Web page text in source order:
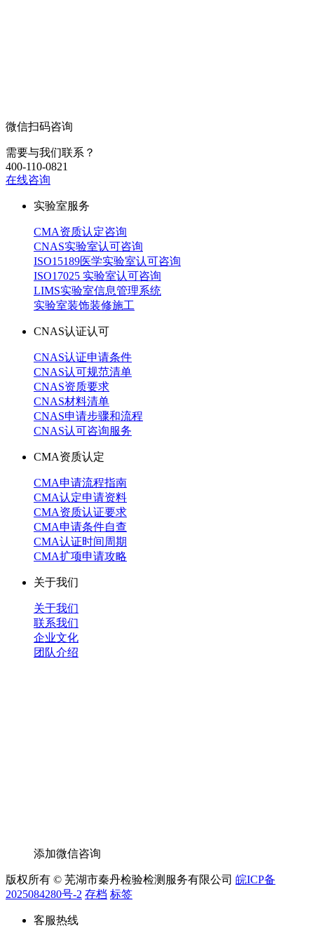
微信扫码咨询
需要与我们联系？
400-110-0821
在线咨询
实验室服务
CMA资质认定咨询
CNAS实验室认可咨询
ISO15189医学实验室认可咨询
ISO17025 实验室认可咨询
LIMS实验室信息管理系统
实验室装饰装修施工
CNAS认证认可
CNAS认证申请条件
CNAS认可规范清单
CNAS资质要求
CNAS材料清单
CNAS申请步骤和流程
CNAS认可咨询服务
CMA资质认定
CMA申请流程指南
CMA认定申请资料
CMA资质认证要求
CMA申请条件自查
CMA认证时间周期
CMA扩项申请攻略
关于我们
关于我们
联系我们
企业文化
团队介绍
添加微信咨询
版权所有 © 芜湖市秦丹检验检测服务有限公司 皖ICP备
2025084280号-2 存档 标签
客服热线